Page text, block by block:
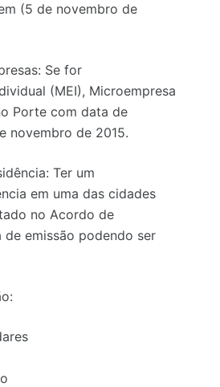
(5 de novembro de
Se for
(MEI), Microempresa
Porte com data de
novembro de 2015.
Ter um
em uma das cidades
no Acordo de
de emissão podendo ser